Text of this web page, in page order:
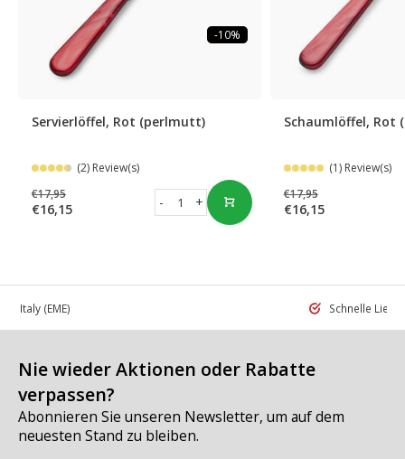
-10%
Servierlöffel, Rot (perlmutt)
(2) Review(s)
€17,95
€16,15 +
-
Schaumlöffel, Rot
(1) Review(s)
€17,95
€16,15
in Italy (EME) Schnelle
Nie wieder Aktionen oder Rabatte
verpassen?
Abonnieren Sie unseren Newsletter, um auf dem
neuesten Stand zu bleiben.